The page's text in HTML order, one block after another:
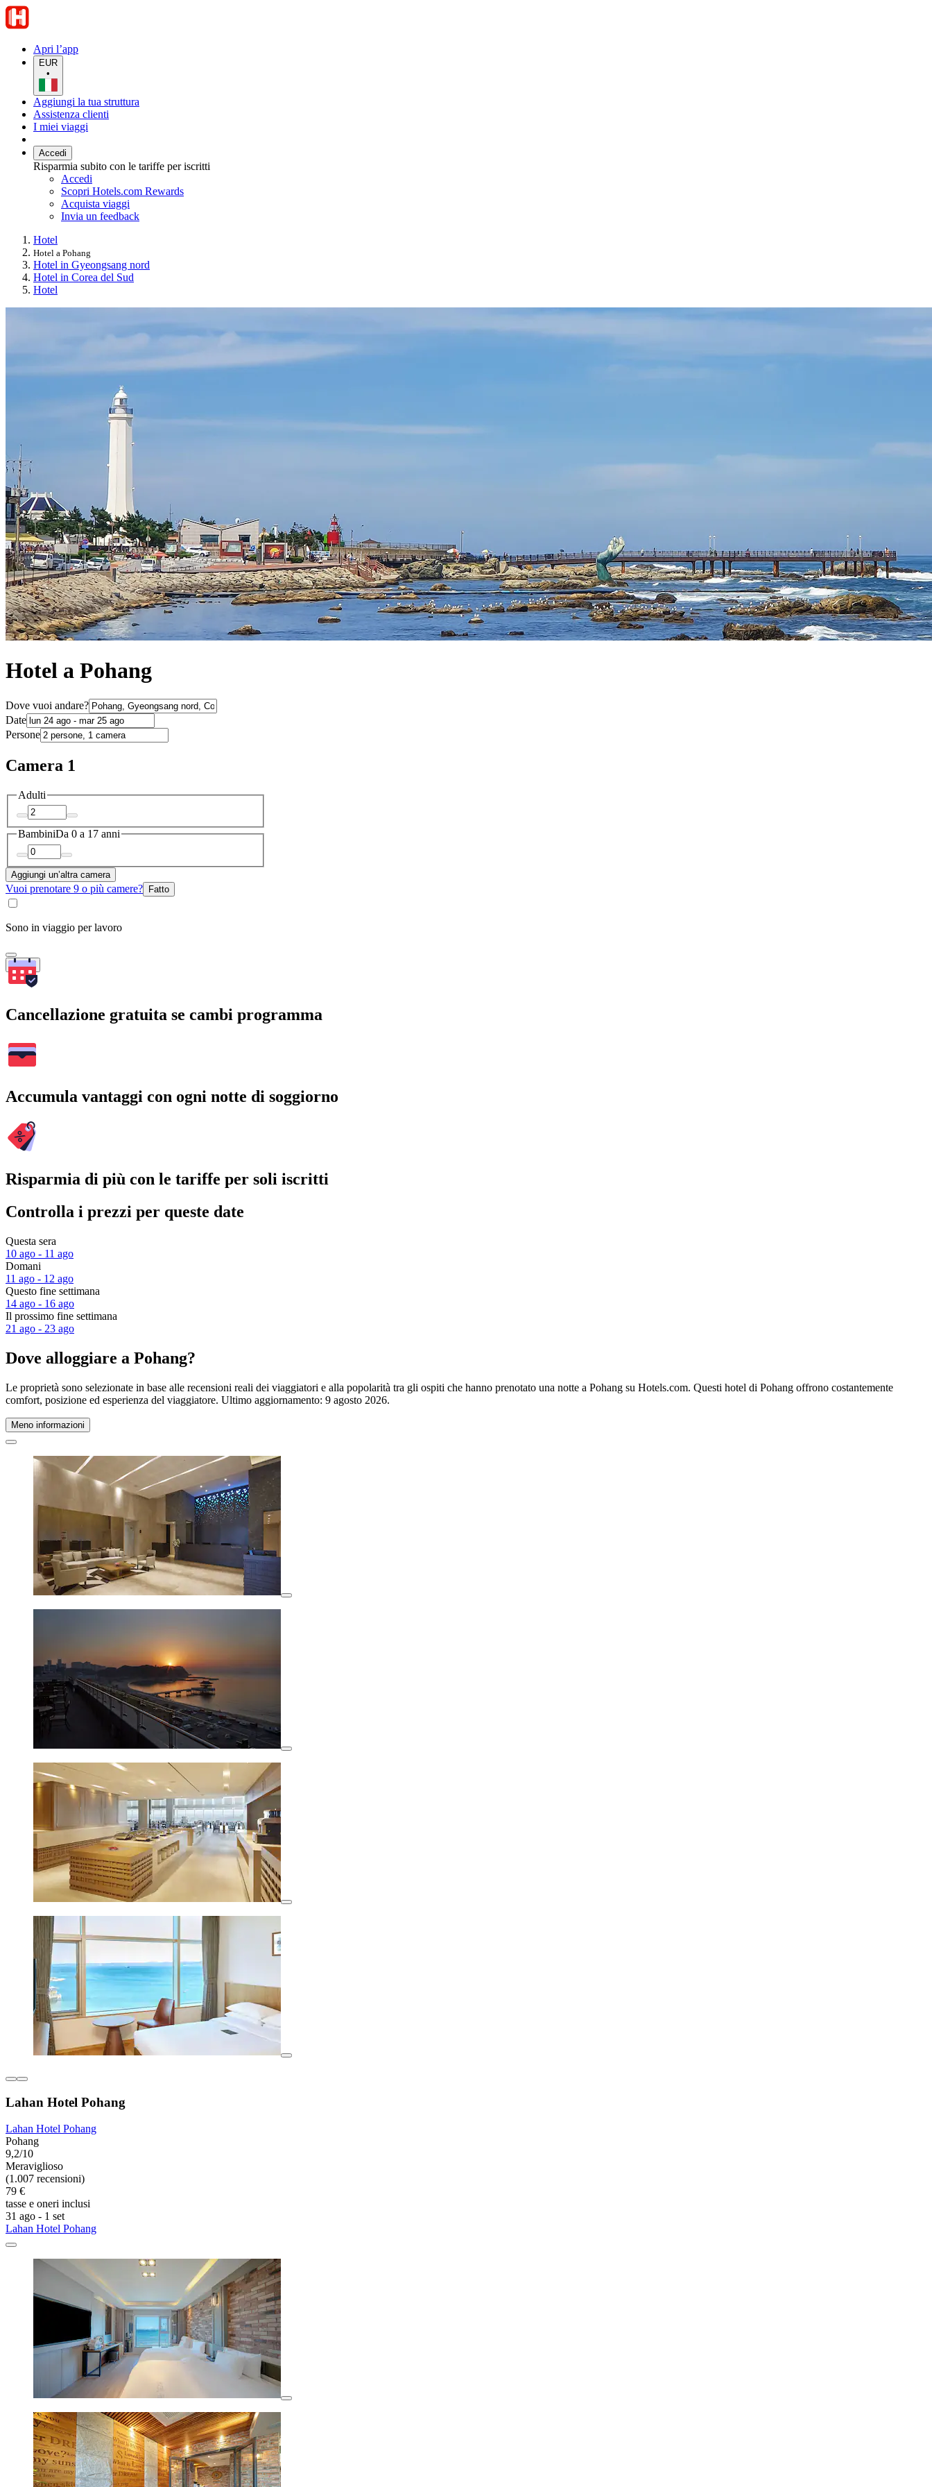
Apri l’app
EUR
•
Aggiungi la tua struttura
Assistenza clienti
I miei viaggi
Accedi
Risparmia subito con le tariffe per iscritti
Accedi
Scopri Hotels.com Rewards
Acquista viaggi
Invia un feedback
Hotel
Hotel a Pohang
Hotel in Gyeongsang nord
Hotel in Corea del Sud
Hotel
Hotel a Pohang
Dove vuoi andare?
Date
Persone
Camera 1
Adulti
BambiniDa 0 a 17 anni
Aggiungi un’altra camera
Vuoi prenotare 9 o più camere? Fatto
Sono in viaggio per lavoro
Cerca
Cancellazione gratuita se cambi programma
Accumula vantaggi con ogni notte di soggiorno
Risparmia di più con le tariffe per soli iscritti
Controlla i prezzi per queste date
Questa sera
10 ago - 11 ago
Domani
11 ago - 12 ago
Questo fine settimana
14 ago - 16 ago
Il prossimo fine settimana
21 ago - 23 ago
Dove alloggiare a Pohang?
Le proprietà sono selezionate in base alle recensioni reali dei viaggiatori e alla popolarità tra gli ospiti che hanno prenotato una notte a Pohang su Hotels.com. Questi hotel di Pohang offrono costantemente
comfort, posizione ed esperienza del viaggiatore. Ultimo aggiornamento: 9 agosto 2026.
Meno informazioni
Lahan Hotel Pohang
Lahan Hotel Pohang
Pohang
9,2/10
Meraviglioso
(1.007 recensioni)
79 €
tasse e oneri inclusi
31 ago - 1 set
Lahan Hotel Pohang